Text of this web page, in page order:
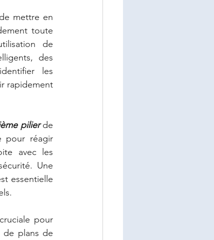
mettre en
toute
de
des
les
rapidement
pilier de
pour réagir
avec les
Une
essentielle
pour
de plans de